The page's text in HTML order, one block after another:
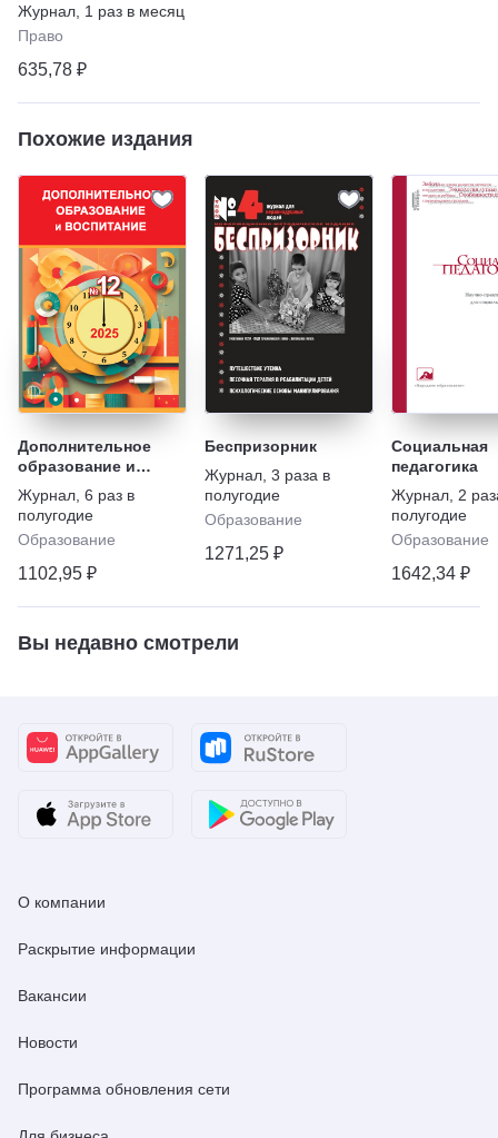
Журнал 1 раз в месяц
Право
635,78 ₽
Похожие издания
Дополнительное
образование и
воспитание с
приложением
Журнал 6 раз в
полугодие
Образование
1102,95 ₽
Беспризорник
Журнал 3 раза в
полугодие
Образование
1271,25 ₽
Социальная
педагогика
Журнал 2
полугодие
Образование
1642,34 ₽
Вы недавно смотрели
О компании
Раскрытие информации
Вакансии
Новости
Программа обновления сети